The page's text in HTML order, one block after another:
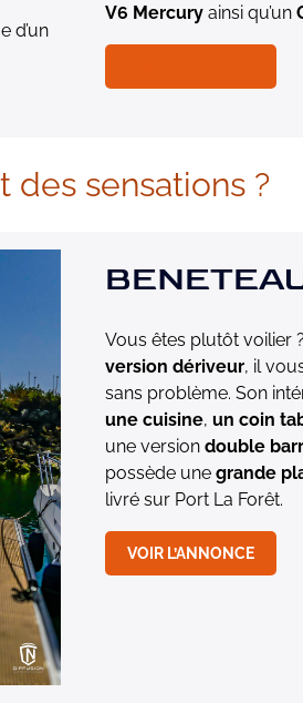
d’un
V6 Mercury ainsi qu’un
sensations ?
Vous êtes plutôt voilier
version dériveur, il
sans problème. Son
une cuisine, un coin
une version double
possède une grande
livré sur Port La Forêt.
VOIR L’ANNONCE